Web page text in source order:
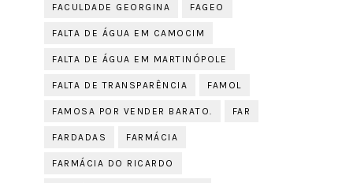
FACULDADE GEORGINA FAGEO
FALTA DE ÁGUA EM CAMOCIM
FALTA DE ÁGUA EM MARTINÓPOLE
FALTA DE TRANSPARÊNCIA FAMOL
FAMOSA POR VENDER BARATO. FAR
FARDADAS FARMÁCIA
FARMÁCIA DO RICARDO